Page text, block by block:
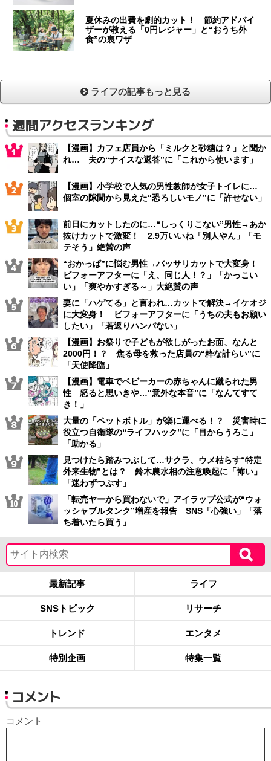
夏休みの出費を劇的カット！ 節約アドバイ
ザーが教える「0円レジャー」と“おうち外
食”の裏ワザ
ライフの記事もっと見る
週間アクセスランキング
【漫画】カフェ店員から「ミルクと砂糖は？」と聞か
れ… 夫の“ナイスな返答”に「これから使います」
【漫画】小学校で人気の男性教師が女子トイレに…
個室の隙間から見えた“恐ろしいモノ”に「許せない」
前日にカットしたのに…“しっくりこない”男性→あか
抜けカットで激変！ 2.9万いいね「別人やん」「モ
テそう」絶賛の声
“おかっぱ”に悩む男性→バッサリカットで大変身！
ビフォーアフターに「え、同じ人！？」「かっこい
い」「爽やかすぎる～」大絶賛の声
妻に「ハゲてる」と言われ…カットで解決→イケオジ
に大変身！ ビフォーアフターに「うちの夫もお願い
したい」「若返りハンパない」
【漫画】お祭りで子どもが欲しがったお面、なんと
2000円！？ 焦る母を救った店員の“粋な計らい”に
「天使降臨」
【漫画】電車でベビーカーの赤ちゃんに蹴られた男
性 怒ると思いきや…“意外な本音”に「なんてすて
き！」
大量の「ペットボトル」が楽に運べる！？ 災害時に
役立つ自衛隊の“ライフハック”に「目からうろこ」
「助かる」
見つけたら踏みつぶして…サクラ、ウメ枯らす“特定
外来生物”とは？ 鈴木農水相の注意喚起に「怖い」
「迷わずつぶす」
「転売ヤーから買わないで」アイラップ公式が“ウォ
ッシャブルタンク”増産を報告 SNS「心強い」「落
ち着いたら買う」
最新記事 ライフ
SNSトピック リサーチ
トレンド エンタメ
特別企画 特集一覧
コメント
コメント